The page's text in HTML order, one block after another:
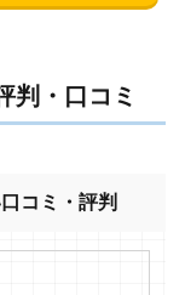
判・口コミ
コミ・評判